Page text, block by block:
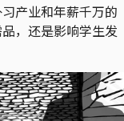
产业和年薪千万的
，还是影响学生发